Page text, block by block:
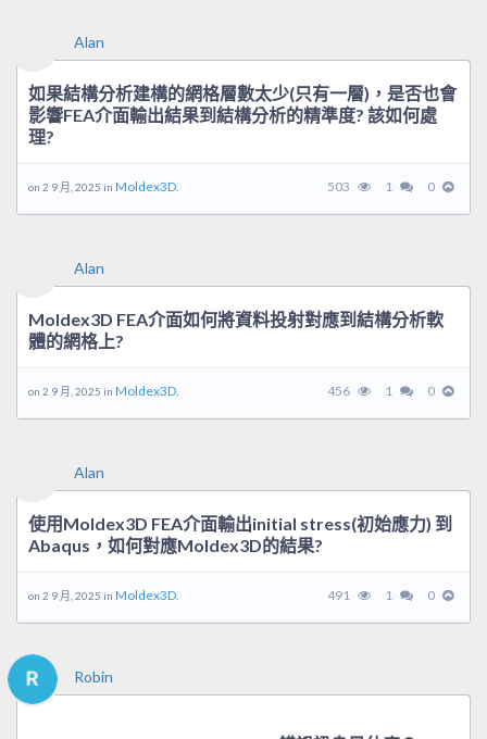
Alan
如果結構分析建構的網格層數太少(只有一層)，是否也會
影響FEA介面輸出結果到結構分析的精準度? 該如何處
理?
on 2 9 月, 2025 in Moldex3D. 503 1 0
Alan
Moldex3D FEA介面如何將資料投射對應到結構分析軟
體的網格上?
on 2 9 月, 2025 in Moldex3D. 456 1 0
Alan
使用Moldex3D FEA介面輸出initial stress(初始應力) 到
Abaqus，如何對應Moldex3D的結果?
on 2 9 月, 2025 in Moldex3D. 491 1 0
Robin